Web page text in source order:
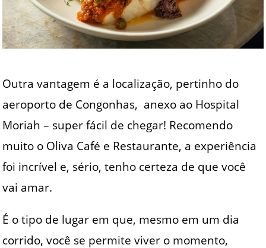
Outra vantagem é a localização, pertinho do
aeroporto de Congonhas, anexo ao Hospital
Moriah – super fácil de chegar! Recomendo
muito o Oliva Café e Restaurante, a experiência
foi incrível e, sério, tenho certeza de que você
vai amar.
É o tipo de lugar em que, mesmo em um dia
corrido, você se permite viver o momento,